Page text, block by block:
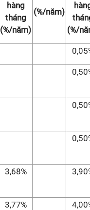
hàng
tháng
(%/năm)
(%/năm)
(%/
3,68%
3,77%